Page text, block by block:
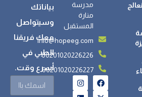
مدرسة
منارة
المستقبل
info@hopeeg.com
00201020226226
00201020226227
بياناتك
وسيتواصل
معك فريقنا
الطبي في
أسرع وقت.